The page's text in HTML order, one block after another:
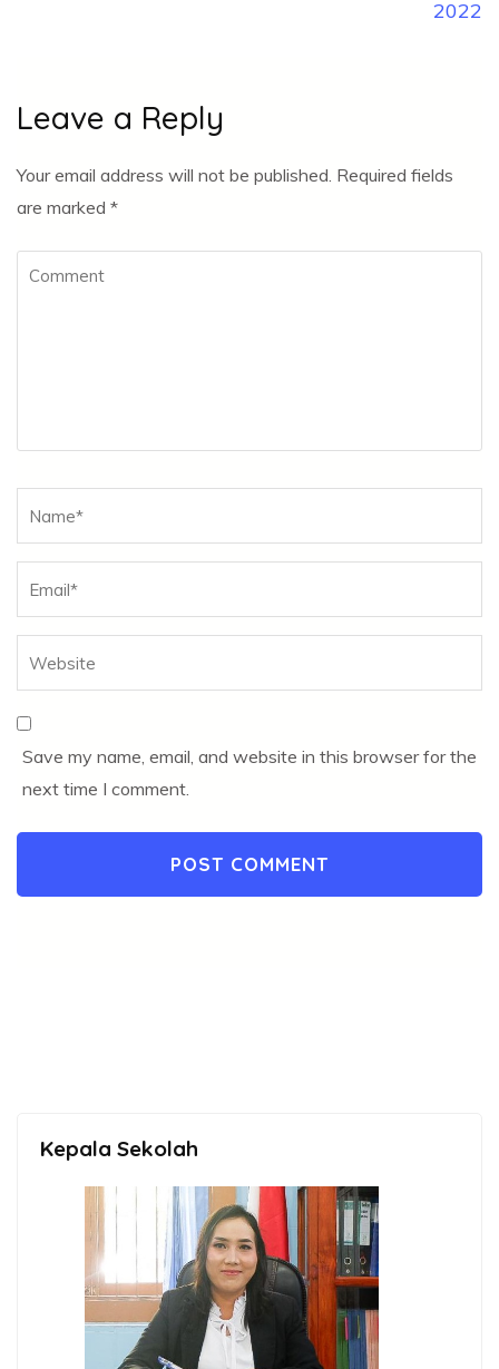
2022
Leave a Reply
Your email address will not be published. Required fields
are marked *
Comment
Save my name, email, and website in this browser for the
next time I comment.
Kepala Sekolah